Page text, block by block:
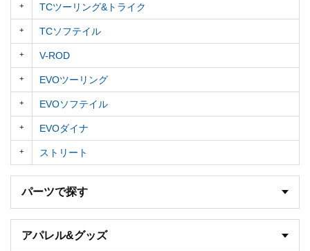
TCツーリング&トライク
TCソフテイル
V-ROD
EVOツーリング
EVOソフテイル
EVOダイナ
ストリート
パーツで探す
アパレル&グッズ